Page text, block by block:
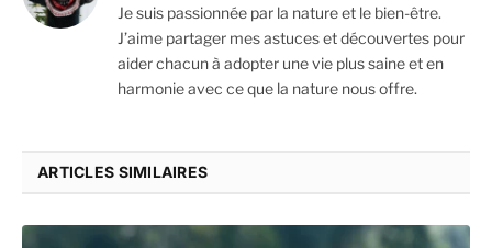
Je suis passionnée par la nature et le bien-être.
J’aime partager mes astuces et découvertes pour
aider chacun à adopter une vie plus saine et en
harmonie avec ce que la nature nous offre.
ARTICLES SIMILAIRES